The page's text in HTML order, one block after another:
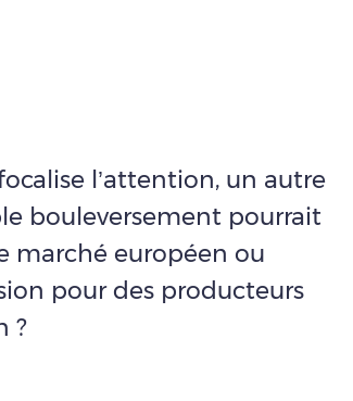
l’attention, un autre
bouleversement pourrait
marché européen ou
pour des producteurs
?